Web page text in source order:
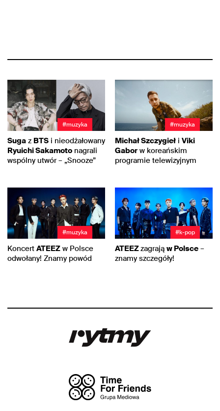
#muzyka
Suga z BTS i nieodżałowany
Ryuichi Sakamoto nagrali
wspólny utwór – „Snooze”
#muzyka
Michał Szczygieł i Viki
Gabor w koreańskim
programie telewizyjnym
#muzyka
Koncert ATEEZ w Polsce
odwołany! Znamy powód
#k-pop
ATEEZzagrają w Polsce –
znamy szczegóły!